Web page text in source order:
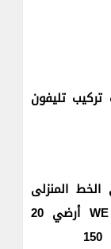
تليفون
المنزلى
شاملة اشتراك 3 شهور مقدما لباقة WE أرضي 20
150